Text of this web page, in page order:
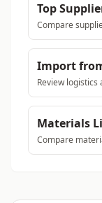
Top
Compare
Import
Review
Materials
Compare